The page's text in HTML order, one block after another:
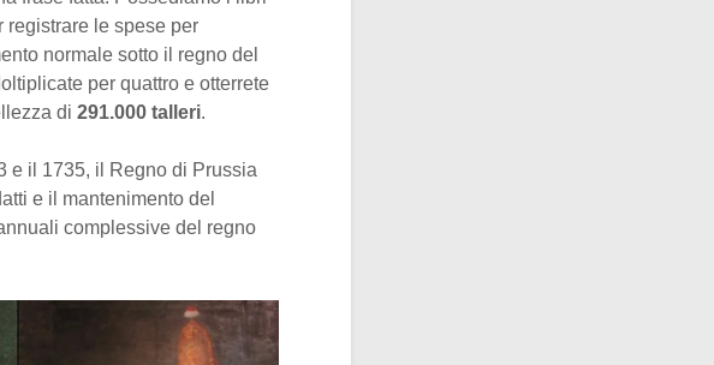
le spese per
normale sotto il regno del
per quattro e otterrete
di 291.000 talleri.
e il 1735, il Regno di Prussia
e il mantenimento del
complessive del regno